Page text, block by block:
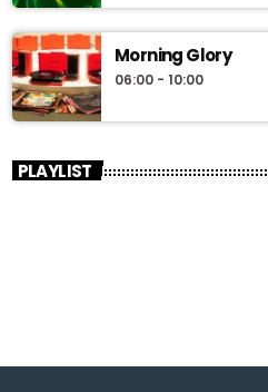
Morning Glory
06:00 - 10:00
PLAYLIST